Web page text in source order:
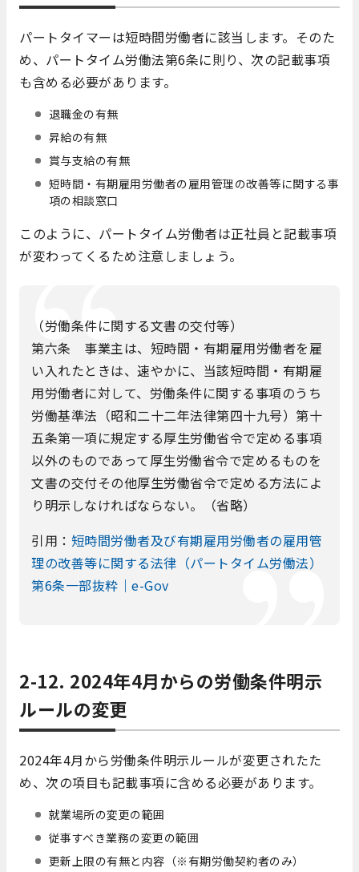
パートタイマーは短時間労働者に該当します。そのた
め、パートタイム労働法第6条に則り、次の記載事項
も含める必要があります。
退職金の有無
昇給の有無
賞与支給の有無
短時間・有期雇用労働者の雇用管理の改善等に関する事
項の相談窓口
このように、パートタイム労働者は正社員と記載事項
が変わってくるため注意しましょう。
（労働条件に関する文書の交付等）
第六条 事業主は、短時間・有期雇用労働者を雇
い入れたときは、速やかに、当該短時間・有期雇
用労働者に対して、労働条件に関する事項のうち
労働基準法（昭和二十二年法律第四十九号）第十
五条第一項に規定する厚生労働省令で定める事項
以外のものであって厚生労働省令で定めるものを
文書の交付その他厚生労働省令で定める方法によ
り明示しなければならない。（省略）
引用： 短時間労働者及び有期雇用労働者の雇用管
理の改善等に関する法律（パートタイム労働法）
第6条一部抜粋｜e-Gov
2-12. 2024年4月からの労働条件明示
ルールの変更
2024年4月から労働条件明示ルールが変更されたた
め、次の項目も記載事項に含める必要があります。
就業場所の変更の範囲
従事すべき業務の変更の範囲
更新上限の有無と内容（※有期労働契約者のみ）